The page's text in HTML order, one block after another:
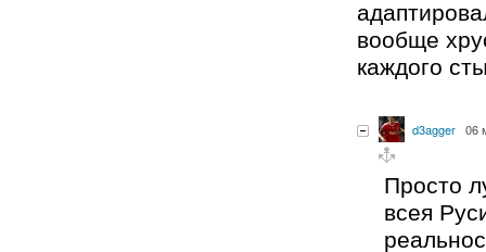
вообще
каждого
d3agger 06
Просто
всея